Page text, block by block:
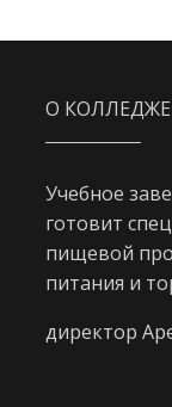
О КОЛЛЕДЖЕ
Учебное
готовит
пищевой
питания и
директор